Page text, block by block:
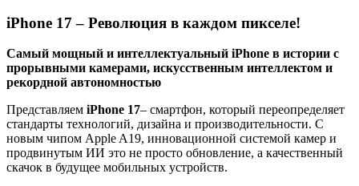
iPhone 17 – Революция в каждом пикселе!
Самый мощный и интеллектуальный iPhone в истории с
прорывными камерами, искусственным интеллектом и
рекордной автономностью
Представляем iPhone 17– смартфон, который переопределяет
стандарты технологий, дизайна и производительности. С
новым чипом Apple A19, инновационной системой камер и
продвинутым ИИ это не просто обновление, а качественный
скачок в будущее мобильных устройств.